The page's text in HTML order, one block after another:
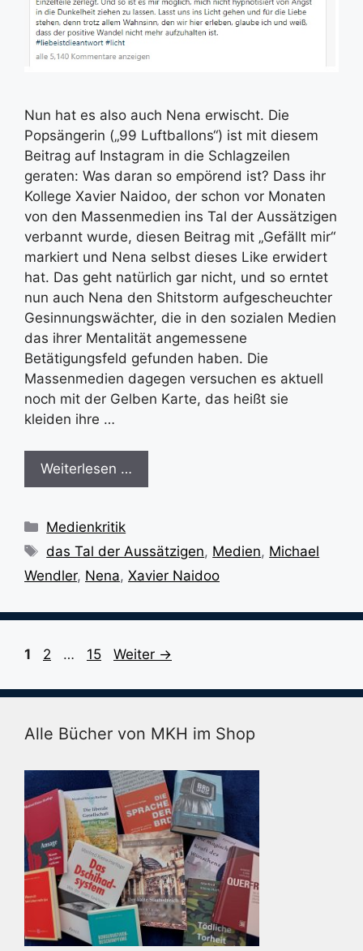
Nun hat es also auch Nena erwischt. Die
Popsängerin („99 Luftballons“) ist mit diesem
Beitrag auf Instagram in die Schlagzeilen
geraten: Was daran so empörend ist? Dass ihr
Kollege Xavier Naidoo, der schon vor Monaten
von den Massenmedien ins Tal der Aussätzigen
verbannt wurde, diesen Beitrag mit „Gefällt mir“
markiert und Nena selbst dieses Like erwidert
hat. Das geht natürlich gar nicht, und so erntet
nun auch Nena den Shitstorm aufgescheuchter
Gesinnungswächter, die in den sozialen Medien
das ihrer Mentalität angemessene
Betätigungsfeld gefunden haben. Die
Massenmedien dagegen versuchen es aktuell
noch mit der Gelben Karte, das heißt sie
kleiden ihre …
Weiterlesen …
Kategorien
Medienkritik
Schlagwörter
das Tal der Aussätzigen, Medien, Michael
Wendler, Nena, Xavier Naidoo
Seite
1 Seite
2 … Seite
15 Weiter →
Alle Bücher von MKH im Shop